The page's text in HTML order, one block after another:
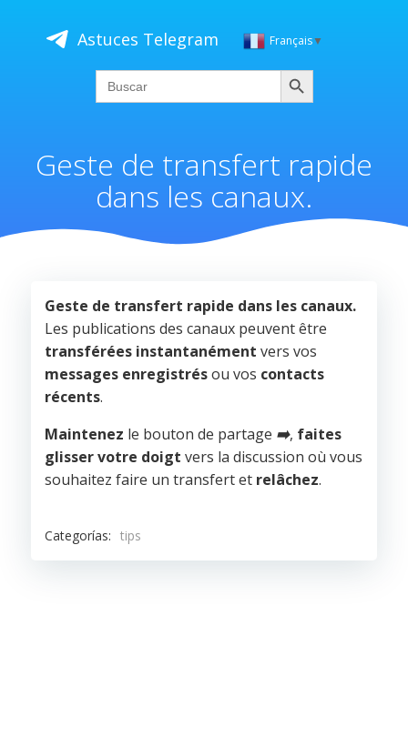
al
contenido
Astuces Telegram Français▼
Search
for:
Buscar
Geste de transfert rapide
dans les canaux.
Geste de transfert rapide dans les canaux.
Les publications des canaux peuvent être
transférées instantanément vers vos
messages enregistrésou vos contacts
récents.
Maintenez le bouton de partage ➡️, faites
glisser votre doigt vers la discussion où vous
souhaitez faire un transfert et relâchez.
Categorías: tips